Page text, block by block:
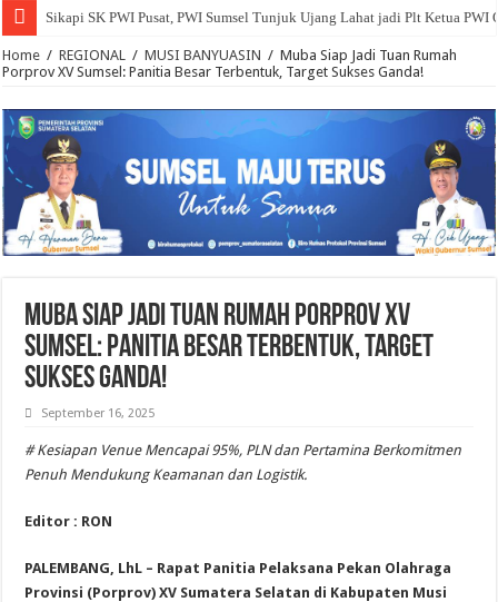
Sikapi SK PWI Pusat, PWI Sumsel Tunjuk Ujang Lahat jadi Plt Ketua PWI
Home / REGIONAL / MUSI BANYUASIN / Muba Siap Jadi Tuan Rumah
Porprov XV Sumsel: Panitia Besar Terbentuk, Target Sukses Ganda!
Muba Siap Jadi Tuan Rumah Porprov XV
Sumsel: Panitia Besar Terbentuk, Target
Sukses Ganda!
September 16, 2025
# Kesiapan Venue Mencapai 95%, PLN dan Pertamina Berkomitmen
Penuh Mendukung Keamanan dan Logistik.
Editor : RON
PALEMBANG, LhL – Rapat Panitia Pelaksana Pekan Olahraga
Provinsi (Porprov) XV Sumatera Selatan di Kabupaten Musi